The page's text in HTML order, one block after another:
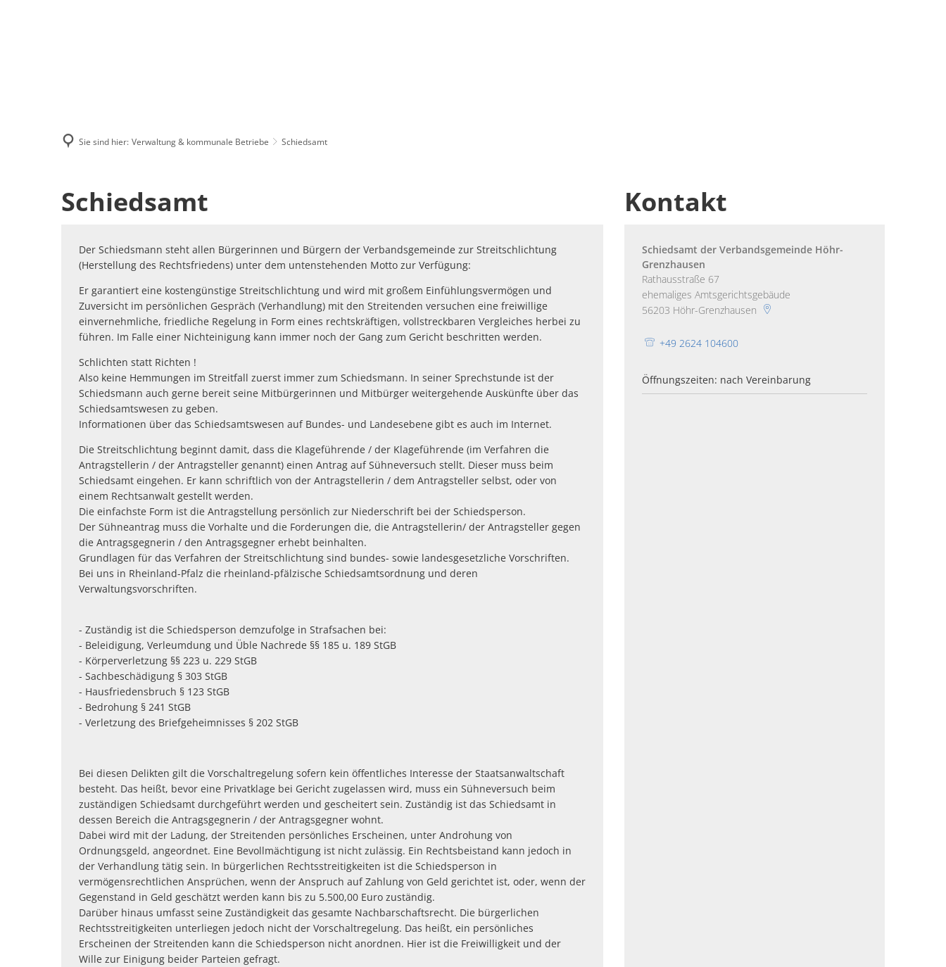
Sie sind hier: Verwaltung & kommunale Betriebe Schiedsamt
Schiedsamt
Schiedsamt
Der Schiedsmann steht allen Bürgerinnen und Bürgern der Verbandsgemeinde zur Streitschlichtung
(Herstellung des Rechtsfriedens) unter dem untenstehenden Motto zur Verfügung:
Er garantiert eine kostengünstige Streitschlichtung und wird mit großem Einfühlungsvermögen und
Zuversicht im persönlichen Gespräch (Verhandlung) mit den Streitenden versuchen eine freiwillige
einvernehmliche, friedliche Regelung in Form eines rechtskräftigen, vollstreckbaren Vergleiches herbei zu
führen. Im Falle einer Nichteinigung kann immer noch der Gang zum Gericht beschritten werden.
Schlichten statt Richten !
Also keine Hemmungen im Streitfall zuerst immer zum Schiedsmann. In seiner Sprechstunde ist der
Schiedsmann auch gerne bereit seine Mitbürgerinnen und Mitbürger weitergehende Auskünfte über das
Schiedsamtswesen zu geben.
Informationen über das Schiedsamtswesen auf Bundes- und Landesebene gibt es auch im Internet.
Die Streitschlichtung beginnt damit, dass die Klageführende / der Klageführende (im Verfahren die
Antragstellerin / der Antragsteller genannt) einen Antrag auf Sühneversuch stellt. Dieser muss beim
Schiedsamt eingehen. Er kann schriftlich von der Antragstellerin / dem Antragsteller selbst, oder von
einem Rechtsanwalt gestellt werden.
Die einfachste Form ist die Antragstellung persönlich zur Niederschrift bei der Schiedsperson.
Der Sühneantrag muss die Vorhalte und die Forderungen die, die Antragstellerin/ der Antragsteller gegen
die Antragsgegnerin / den Antragsgegner erhebt beinhalten.
Grundlagen für das Verfahren der Streitschlichtung sind bundes- sowie landesgesetzliche Vorschriften.
Bei uns in Rheinland-Pfalz die rheinland-pfälzische Schiedsamtsordnung und deren
Verwaltungsvorschriften.
- Zuständig ist die Schiedsperson demzufolge in Strafsachen bei:
- Beleidigung, Verleumdung und Üble Nachrede §§ 185 u. 189 StGB
- Körperverletzung §§ 223 u. 229 StGB
- Sachbeschädigung § 303 StGB
- Hausfriedensbruch § 123 StGB
- Bedrohung § 241 StGB
- Verletzung des Briefgeheimnisses § 202 StGB
Bei diesen Delikten gilt die Vorschaltregelung sofern kein öffentliches Interesse der Staatsanwaltschaft
besteht. Das heißt, bevor eine Privatklage bei Gericht zugelassen wird, muss ein Sühneversuch beim
zuständigen Schiedsamt durchgeführt werden und gescheitert sein. Zuständig ist das Schiedsamt in
dessen Bereich die Antragsgegnerin / der Antragsgegner wohnt.
Dabei wird mit der Ladung, der Streitenden persönliches Erscheinen, unter Androhung von
Ordnungsgeld, angeordnet. Eine Bevollmächtigung ist nicht zulässig. Ein Rechtsbeistand kann jedoch in
der Verhandlung tätig sein. In bürgerlichen Rechtsstreitigkeiten ist die Schiedsperson in
vermögensrechtlichen Ansprüchen, wenn der Anspruch auf Zahlung von Geld gerichtet ist, oder, wenn der
Gegenstand in Geld geschätzt werden kann bis zu 5.500,00 Euro zuständig.
Darüber hinaus umfasst seine Zuständigkeit das gesamte Nachbarschaftsrecht. Die bürgerlichen
Rechtsstreitigkeiten unterliegen jedoch nicht der Vorschaltregelung. Das heißt, ein persönliches
Erscheinen der Streitenden kann die Schiedsperson nicht anordnen. Hier ist die Freiwilligkeit und der
Wille zur Einigung beider Parteien gefragt.
Kontakt
Schiedsamt der Verbandsgemeinde Höhr-
Grenzhausen
Rathausstraße 67
ehemaliges Amtsgerichtsgebäude
56203 Höhr-Grenzhausen
+49 2624 104600
Öffnungszeiten: nach Vereinbarung